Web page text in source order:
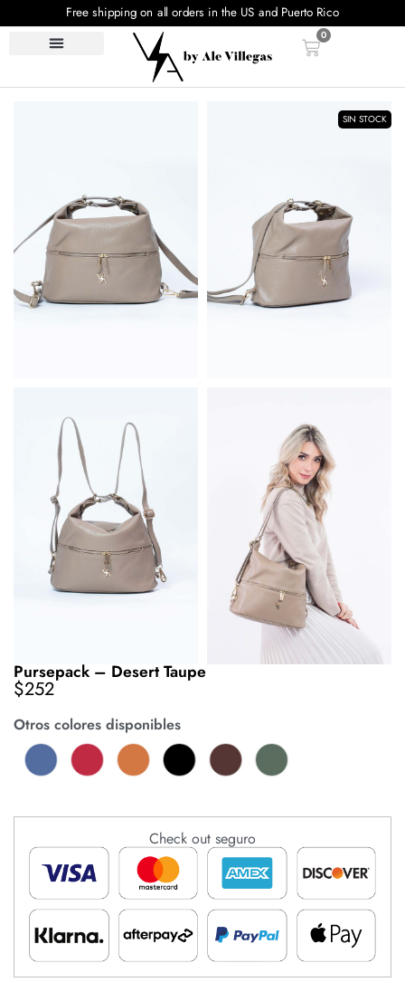
Free shipping on all orders in the US and Puerto Rico
0
Pursepack – Desert Taupe
$252
Otros colores disponibles
Check out seguro
SIN STOCK